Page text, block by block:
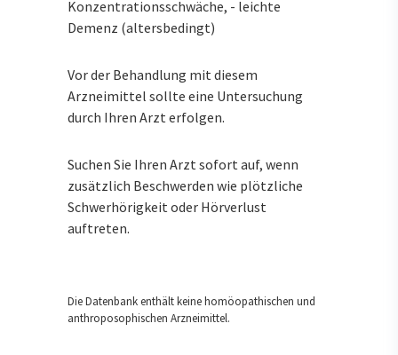
Konzentrationsschwäche, - leichte
Demenz (altersbedingt)
Vor der Behandlung mit diesem
Arzneimittel sollte eine Untersuchung
durch Ihren Arzt erfolgen.
Suchen Sie Ihren Arzt sofort auf, wenn
zusätzlich Beschwerden wie plötzliche
Schwerhörigkeit oder Hörverlust
auftreten.
Die Datenbank enthält keine homöopathischen und
anthroposophischen Arzneimittel.